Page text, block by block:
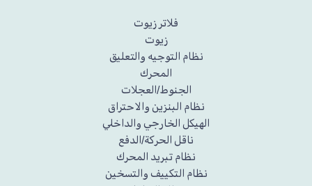
فلاتر زيوت
زيوت
نظام التوجيه والتعليق
المحرك
الجنوط/العجلات
نظام البنزين والاحتراق
الهيكل الخارجي والداخلي
ناقل الحركة/الدفع
نظام تبريد المحرك
نظام التكييف والتسخين